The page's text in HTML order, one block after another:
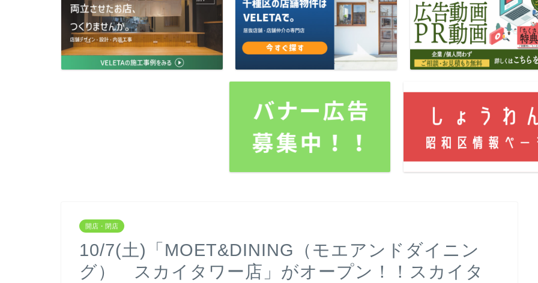
開店・閉店
10/7(土)「MOET&DINING（モエアンドダイニン
グ） スカイタワー店」がオープン！！スカイタ